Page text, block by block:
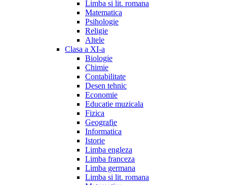
Limba si lit. romana
Matematica
Psihologie
Religie
Altele
Clasa a XI-a
Biologie
Chimie
Contabilitate
Desen tehnic
Economie
Educatie muzicala
Fizica
Geografie
Informatica
Istorie
Limba engleza
Limba franceza
Limba germana
Limba si lit. romana